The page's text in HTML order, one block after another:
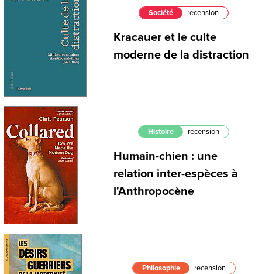
Société recension
Kracauer et le culte
moderne de la distraction
Histoire recension
Humain-chien : une
relation inter-espèces à
l'Anthropocène
Philosophie recension